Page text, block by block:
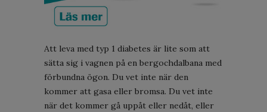
Att leva med typ 1 diabetes är lite som att
sätta sig i vagnen på en bergochdalbana med
förbundna ögon. Du vet inte när den
kommer att gasa eller bromsa. Du vet inte
när det kommer gå uppåt eller nedåt, eller